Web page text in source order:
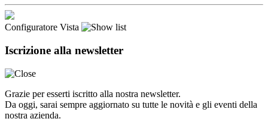
Configuratore Vista
Iscrizione alla newsletter
Grazie per esserti iscritto alla nostra newsletter.
Da oggi, sarai sempre aggiornato su tutte le novità e gli eventi della
nostra azienda.